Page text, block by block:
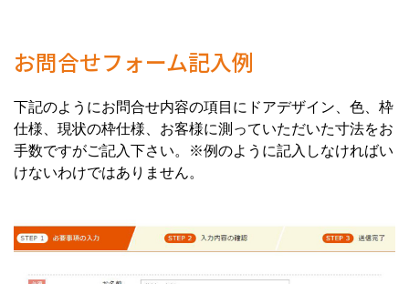
お問合せフォーム記入例
下記のようにお問合せ内容の項目にドアデザイン、色、枠
仕様、現状の枠仕様、お客様に測っていただいた寸法をお
手数ですがご記入下さい。※例のように記入しなければい
けないわけではありません。